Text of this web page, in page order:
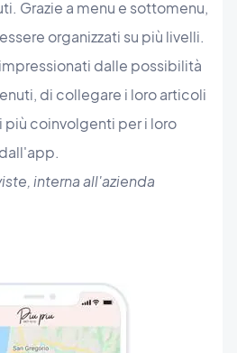
Grazie a menu e sottomenu,
organizzati su più livelli.
dalle possibilità
di collegare i loro articoli
più coinvolgenti per i loro
interna all'azienda